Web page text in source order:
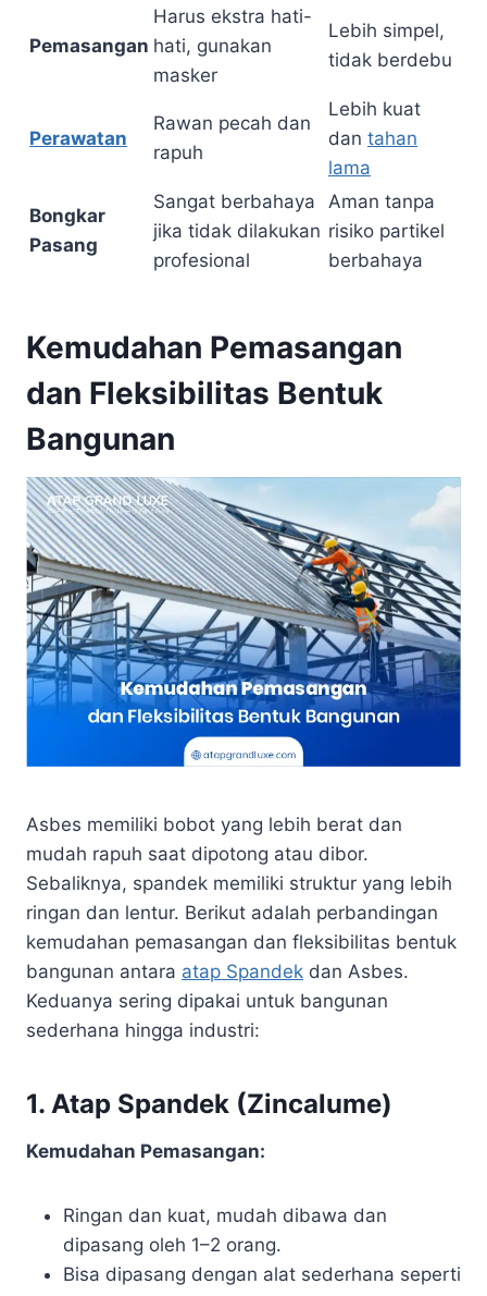
Pemasangan
Harus ekstra hati-
hati, gunakan
masker
Lebih simpel,
tidak berdebu
Perawatan
Rawan pecah dan
rapuh
Lebih kuat
dan tahan
lama
Bongkar
Pasang
Sangat berbahaya
jika tidak dilakukan
profesional
Aman tanpa
risiko partikel
berbahaya
Kemudahan Pemasangan
dan Fleksibilitas Bentuk
Bangunan
Asbes memiliki bobot yang lebih berat dan
mudah rapuh saat dipotong atau dibor.
Sebaliknya, spandek memiliki struktur yang lebih
ringan dan lentur. Berikut adalah perbandingan
kemudahan pemasangan dan fleksibilitas bentuk
bangunan antara atap Spandek dan Asbes.
Keduanya sering dipakai untuk bangunan
sederhana hingga industri:
1. Atap Spandek (Zincalume)
Kemudahan Pemasangan:
Ringan dan kuat, mudah dibawa dan
dipasang oleh 1–2 orang.
Bisa dipasang dengan alat sederhana seperti